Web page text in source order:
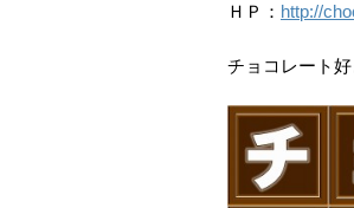
ＨＰ： http://
チョコレート